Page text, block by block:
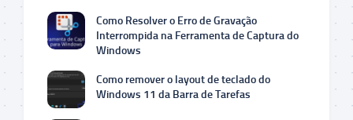
Como Resolver o Erro de Gravação
Interrompida na Ferramenta de Captura do
Windows
Como remover o layout de teclado do
Windows 11 da Barra de Tarefas